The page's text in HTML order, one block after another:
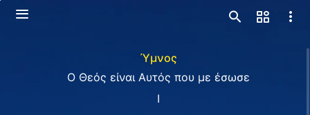
Ύμνος
Ο Θεός είναι Αυτός που με έσωσε
Ⅰ